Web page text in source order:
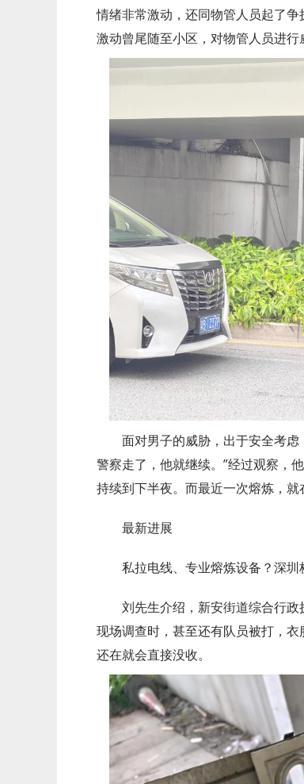
情绪非常激动，还同物管人员起了
激动曾尾随至小区，对物管人员进行
面对男子的威胁，出于安全考虑
警察走了，他就继续。”经过观察，
持续到下半夜。而最近一次熔炼，就
最新进展
私拉电线、专业熔炼设备？深
刘先生介绍，新安街道综合行政
现场调查时，甚至还有队员被打，
还在就会直接没收。